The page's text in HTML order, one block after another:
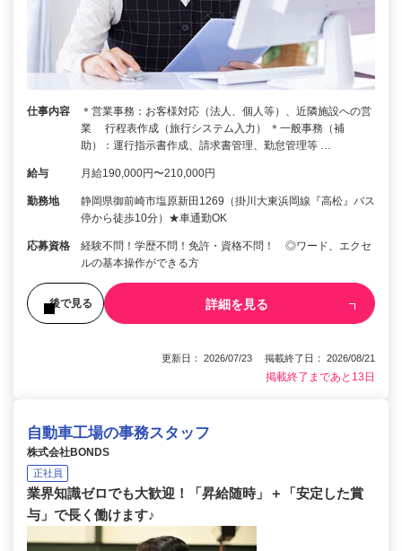
仕事内容
＊営業事務：お客様対応（法人、個人等）、近隣施設への営
業 行程表作成（旅行システム入力） ＊一般事務（補
助）：運行指示書作成、請求書管理、勤怠管理等 …
給与 月給190,000円〜210,000円
勤務地
静岡県御前崎市塩原新田1269（掛川大東浜岡線『高松』バス
停から徒歩10分）★車通勤OK
応募資格
経験不問！学歴不問！免許・資格不問！ ◎ワード、エクセ
ルの基本操作ができる方
後で見る 詳細を見る
更新日： 2026/07/23 掲載終了日： 2026/08/21
掲載終了まであと13日
自動車工場の事務スタッフ
株式会社BONDS
正社員
業界知識ゼロでも大歓迎！「昇給随時」＋「安定した賞
与」で長く働けます♪